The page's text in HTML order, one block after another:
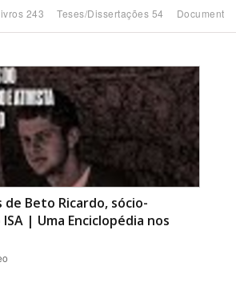
243 Teses/Dissertações 54
de Beto Ricardo, sócio-
| Uma Enciclopédia nos